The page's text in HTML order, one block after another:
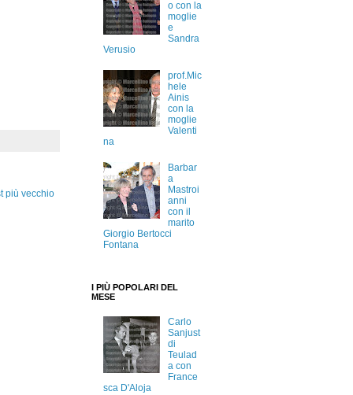
più vecchio
o con la
moglie
e
Sandra
Verusio
prof.Mic
hele
Ainis
con la
moglie
Valenti
na
Barbar
a
Mastroi
anni
con il
marito
Giorgio Bertocci
Fontana
I PIÙ POPOLARI DEL
MESE
Carlo
Sanjust
di
Teulad
a con
France
sca D'Aloja